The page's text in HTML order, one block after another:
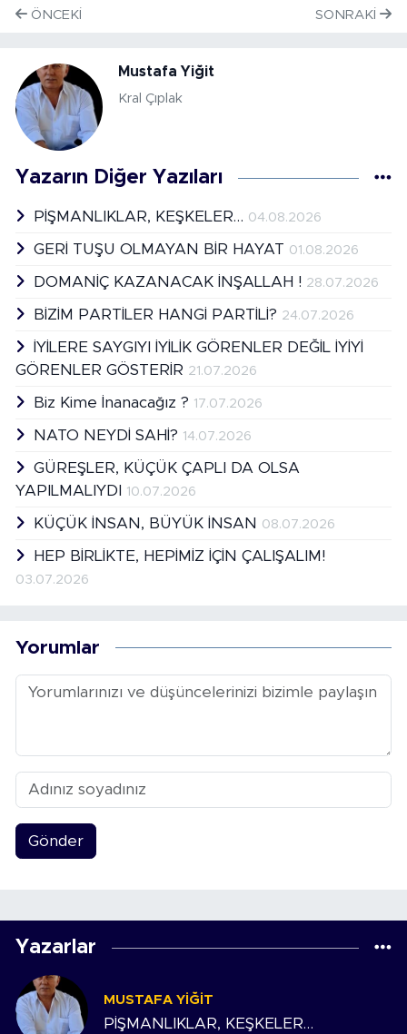
ÖNCEKI SONRAKI
Mustafa Yiğit
Kral Çıplak
Yazarın Diğer Yazıları
PİŞMANLIKLAR, KEŞKELER… 04.08.2026
GERİ TUŞU OLMAYAN BİR HAYAT 01.08.2026
DOMANİÇ KAZANACAK İNŞALLAH ! 28.07.2026
BİZİM PARTİLER HANGİ PARTİLİ? 24.07.2026
İYİLERE SAYGIYI İYİLİK GÖRENLER DEĞİL İYİYİ
GÖRENLER GÖSTERİR 21.07.2026
Biz Kime İnanacağız ? 17.07.2026
NATO NEYDİ SAHİ? 14.07.2026
GÜREŞLER, KÜÇÜK ÇAPLI DA OLSA
YAPILMALIYDI
10.07.2026
KÜÇÜK İNSAN, BÜYÜK İNSAN 08.07.2026
HEP BİRLİKTE, HEPİMİZ İÇİN ÇALIŞALIM!
03.07.2026
Yorumlar
Gönder
Yazarlar
MUSTAFA YIĞIT
PİŞMANLIKLAR, KEŞKELER…